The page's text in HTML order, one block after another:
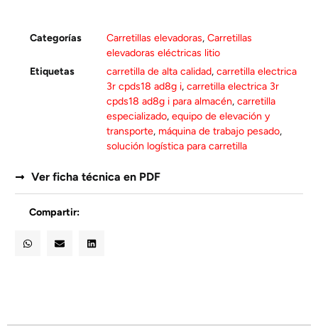
Categorías Carretillas elevadoras,Carretillas
elevadoras eléctricas litio
Etiquetas
carretilla de alta calidad,carretilla electrica
3r cpds18 ad8g i,carretilla electrica 3r
cpds18 ad8g i para almacén,carretilla
especializado,equipo de elevación y
transporte, máquina de trabajo pesado,
solución logística para carretilla
Ver ficha técnica en PDF
Compartir: